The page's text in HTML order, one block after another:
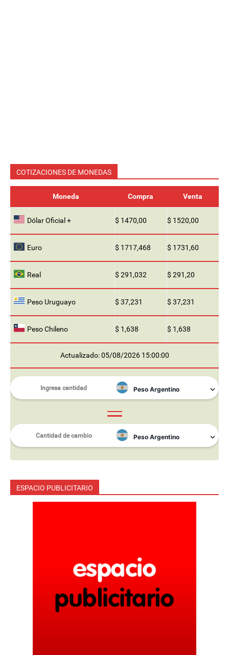
COTIZACIONES DE MONEDAS
Moneda Compra Venta
Dólar Oficial + $ 1470,00 $ 1520,00
Euro $ 1717,468 $ 1731,60
Real $ 291,032 $ 291,20
Peso Uruguayo $ 37,231 $ 37,231
Peso Chileno $ 1,638 $ 1,638
Actualizado: 05/08/2026 15:00:00
ESPACIO PUBLICITARIO